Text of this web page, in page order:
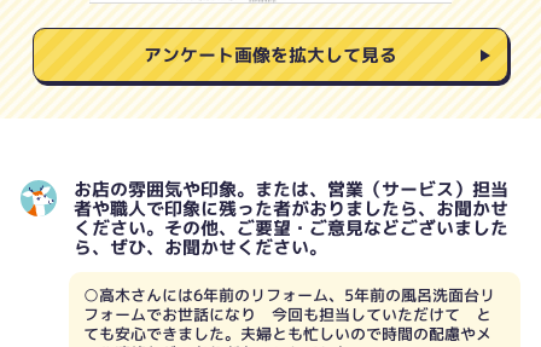
アンケート画像を拡大して見る
お店の雰囲気や印象。または、営業（サービス）担当
者や職人で印象に残った者がおりましたら、お聞かせ
ください。その他、ご要望・ご意見などございました
ら、ぜひ、お聞かせください。
○高木さんには6年前のリフォーム、5年前の風呂洗面台リ
フォームでお世話になり 今回も担当していただけて と
ても安心できました。夫婦とも忙しいので時間の配慮やメ